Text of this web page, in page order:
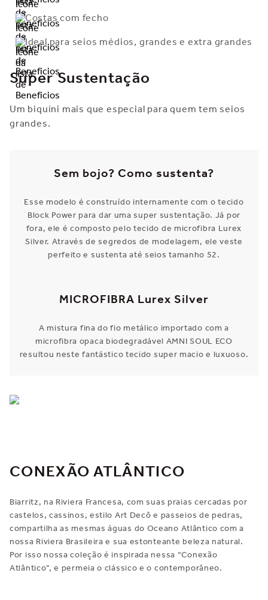
Costas com fecho
Ideal para seios médios, grandes e extra grandes
Super Sustentação
Um biquíni mais que especial para quem tem seios
grandes.
Sem bojo? Como sustenta?
Esse modelo é construído internamente com o tecido
Block Power para dar uma super sustentação. Já por
fora, ele é composto pelo tecido de microfibra Lurex
Silver. Através de segredos de modelagem, ele veste
perfeito e sustenta até seios tamanho 52.
MICROFIBRA Lurex Silver
A mistura fina do fio metálico importado com a
microfibra opaca biodegradável AMNI SOUL ECO
resultou neste fantástico tecido super macio e luxuoso.
CONEXÃO ATLÂNTICO
Biarritz, na Riviera Francesa, com suas praias cercadas por
castelos, cassinos, estilo Art Decô e passeios de pedras,
compartilha as mesmas águas do Oceano Atlântico com a
nossa Riviera Brasileira e sua estonteante beleza natural.
Por isso nossa coleção é inspirada nessa “Conexão
Atlântico”, e permeia o clássico e o contemporâneo.